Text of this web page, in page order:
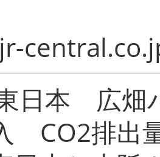
日本 広畑
CO2排出